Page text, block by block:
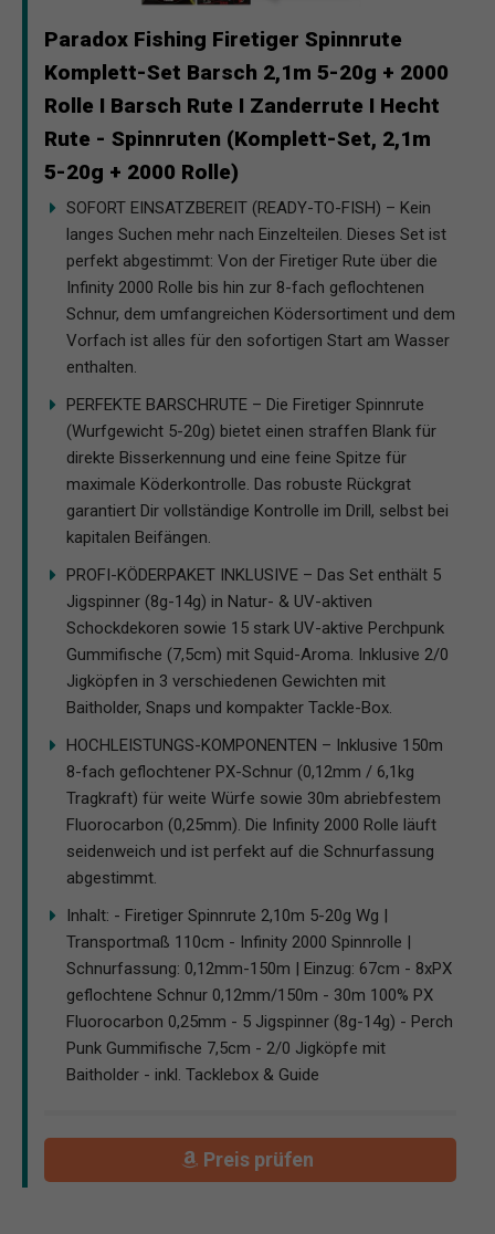
Paradox Fishing Firetiger Spinnrute
Komplett-Set Barsch 2,1m 5-20g + 2000
Rolle I Barsch Rute I Zanderrute I Hecht
Rute - Spinnruten (Komplett-Set, 2,1m
5-20g + 2000 Rolle)
SOFORT EINSATZBEREIT (READY-TO-FISH) – Kein
langes Suchen mehr nach Einzelteilen. Dieses Set ist
perfekt abgestimmt: Von der Firetiger Rute über die
Infinity 2000 Rolle bis hin zur 8-fach geflochtenen
Schnur, dem umfangreichen Ködersortiment und dem
Vorfach ist alles für den sofortigen Start am Wasser
enthalten.
PERFEKTE BARSCHRUTE – Die Firetiger Spinnrute
(Wurfgewicht 5-20g) bietet einen straffen Blank für
direkte Bisserkennung und eine feine Spitze für
maximale Köderkontrolle. Das robuste Rückgrat
garantiert Dir vollständige Kontrolle im Drill, selbst bei
kapitalen Beifängen.
PROFI-KÖDERPAKET INKLUSIVE – Das Set enthält 5
Jigspinner (8g-14g) in Natur- & UV-aktiven
Schockdekoren sowie 15 stark UV-aktive Perchpunk
Gummifische (7,5cm) mit Squid-Aroma. Inklusive 2/0
Jigköpfen in 3 verschiedenen Gewichten mit
Baitholder, Snaps und kompakter Tackle-Box.
HOCHLEISTUNGS-KOMPONENTEN – Inklusive 150m
8-fach geflochtener PX-Schnur (0,12mm / 6,1kg
Tragkraft) für weite Würfe sowie 30m abriebfestem
Fluorocarbon (0,25mm). Die Infinity 2000 Rolle läuft
seidenweich und ist perfekt auf die Schnurfassung
abgestimmt.
Inhalt: - Firetiger Spinnrute 2,10m 5-20g Wg |
Transportmaß 110cm - Infinity 2000 Spinnrolle |
Schnurfassung: 0,12mm-150m | Einzug: 67cm - 8xPX
geflochtene Schnur 0,12mm/150m - 30m 100% PX
Fluorocarbon 0,25mm - 5 Jigspinner (8g-14g) - Perch
Punk Gummifische 7,5cm - 2/0 Jigköpfe mit
Baitholder - inkl. Tacklebox & Guide
Preis prüfen